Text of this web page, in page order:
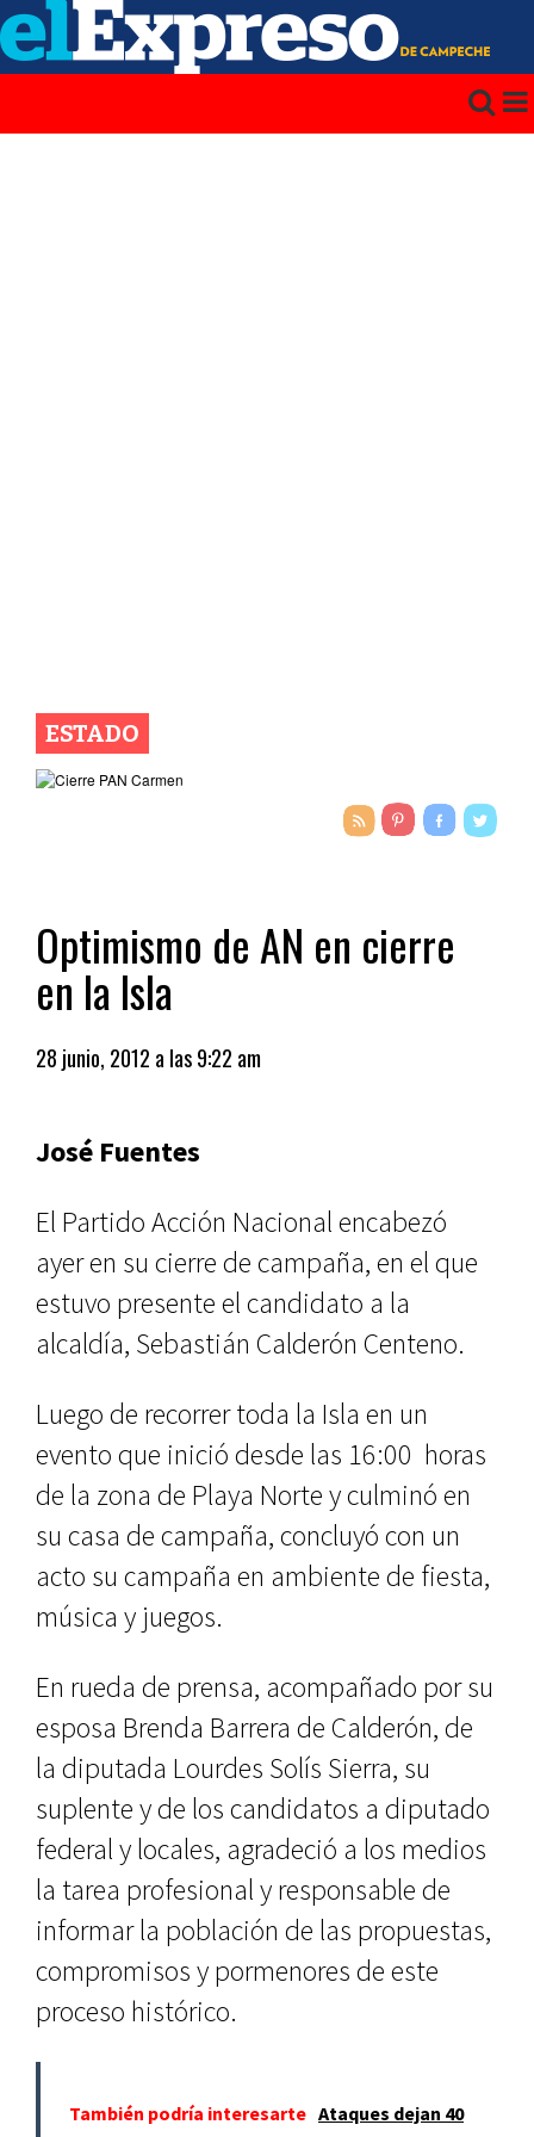
ESTADO
Optimismo de AN en cierre
en la Isla
28 junio, 2012 a las 9:22 am
José Fuentes
El Partido Acción Nacional en­cabezó
ayer en su cierre de campaña, en el que
estuvo presente el candidato a la
alcaldía, Sebastián Calderón Centeno.
Luego de recorrer toda la Isla en un
evento que inició desde las 16:00 horas
de la zona de Playa Norte y culminó en
su casa de campaña, concluyó con un
acto su campa­ña en ambiente de fiesta,
música y juegos.
En rueda de prensa, acompaña­do por su
esposa Brenda Barrera de Calderón, de
la diputada Lour­des Solís Sierra, su
suplente y de los candidatos a diputado
federal y locales, agradeció a los medios
la tarea profesional y responsable de
informar la población de las pro­puestas,
compromisos y pormeno­res de este
proceso histórico.
También podría interesarte Ataques dejan 40